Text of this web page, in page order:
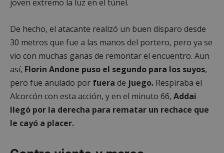
joven extremo la luz en el túnel.
De hecho, el atacante realizó un buen disparo desde
30 metros que fue a las manos del portero, pero ya se
vio con muchas ganas de remontar el encuentro. Aun
así, Florin Andone puso el segundo para los suyos,
pero fue anulado por fuera de juego. Respiraba el
Alcorcón con esta acción, y en el minuto 66, Addai
llegó por la derecha para rematar un rechace que
le cayó a placer.